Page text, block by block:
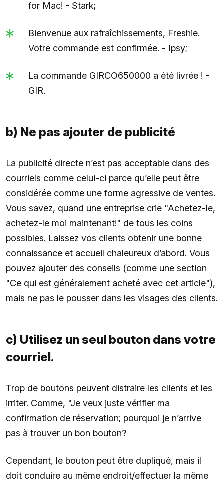
for Mac! - Stark;
Bienvenue aux rafraîchissements, Freshie.
Votre commande est confirmée. - Ipsy;
La commande GIRCO650000 a été livrée ! -
GIR.
b) Ne pas ajouter de publicité
La publicité directe n’est pas acceptable dans des
courriels comme celui-ci parce qu’elle peut être
considérée comme une forme agressive de ventes.
Vous savez, quand une entreprise crie "Achetez-le,
achetez-le moi maintenant!" de tous les coins
possibles. Laissez vos clients obtenir une bonne
connaissance et accueil chaleureux d’abord. Vous
pouvez ajouter des conseils (comme une section
"Ce qui est généralement acheté avec cet article"),
mais ne pas le pousser dans les visages des clients.
c) Utilisez un seul bouton dans votre
courriel.
Trop de boutons peuvent distraire les clients et les
irriter. Comme, "Je veux juste vérifier ma
confirmation de réservation; pourquoi je n’arrive
pas à trouver un bon bouton?
Cependant, le bouton peut être dupliqué, mais il
doit conduire au même endroit/effectuer la même